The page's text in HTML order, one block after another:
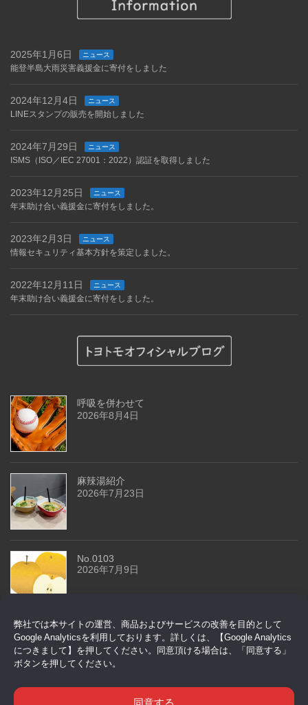
弊社では本サイトの運営、商品およびサービスの改善を目的として
Google Analyticsを利用しております。詳しくは、【Google Analytics
につきまして】を押してください。同意頂ける場合は、「同意する」
ボタンを押してください。
同意する
2025年1月6日 ニュース
能登半島大雨災害義援金に寄付をしました
2024年12月4日 ニュース
LINEスタンプの販売を開始しました
2024年7月29日 ニュース
ISMS（ISO／IEC 27001：2022）認証を取得しました
2023年12月25日 ニュース
年末助け合い義援金に寄付をしました。
2023年2月3日 ニュース
情報セキュリティ基本方針を策定しました。
2022年12月11日 ニュース
年末助け合い義援金に寄付をしました。
呼吸を併わせて
2026年8月4日
麻辣湯紹介
2026年7月23日
No.0103
2026年7月9日
今回はドアセンサーです
2026年6月29日